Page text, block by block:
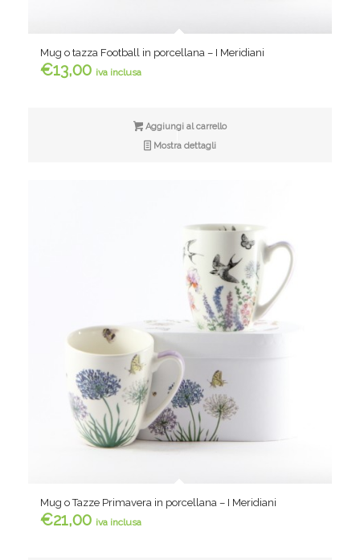
Mug o tazza Football in porcellana – I Meridiani
€13,00 iva inclusa
Aggiungi al carrello
Mostra dettagli
Mug o Tazze Primavera in porcellana – I Meridiani
€21,00 iva inclusa